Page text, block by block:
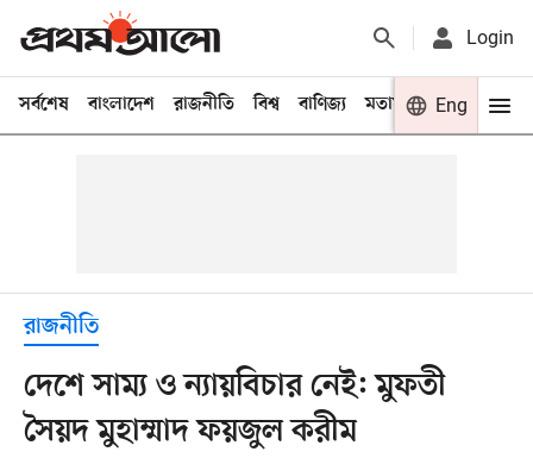
Login
সর্বশেষ বাংলাদেশ রাজনীতি বিশ্ব বাণিজ্য মতামত খেলা
Eng
রাজনীতি
দেশে সাম্য ও ন্যায়বিচার নেই: মুফতী
সৈয়দ মুহাম্মাদ ফয়জুল করীম